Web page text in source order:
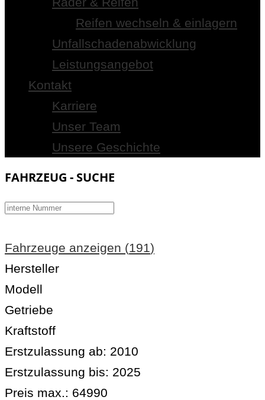
Reifen wechseln & einlagern
Unfallschadenabwicklung
Leistungsangebot
Kontakt
Karriere
Unser Team
Unsere Geschichte
FAHRZEUG - SUCHE
Fahrzeuge anzeigen (191)
Hersteller
Modell
Getriebe
Kraftstoff
Erstzulassung ab: 2010
Erstzulassung bis: 2025
Preis max.: 64990